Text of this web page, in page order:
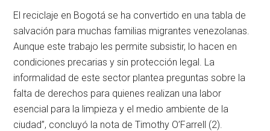
El reciclaje en Bogotá se ha convertido en una tabla de
salvación para muchas familias migrantes venezolanas.
Aunque este trabajo les permite subsistir, lo hacen en
condiciones precarias y sin protección legal. La
informalidad de este sector plantea preguntas sobre la
falta de derechos para quienes realizan una labor
esencial para la limpieza y el medio ambiente de la
ciudad”, concluyó la nota de Timothy O’Farrell (2).